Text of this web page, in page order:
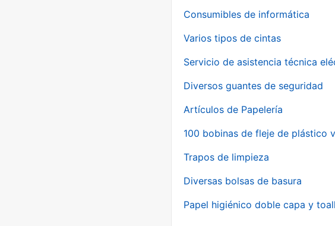
Consumibles de informática
Varios tipos de cintas
Servicio de asistencia técnica
Diversos guantes de seguridad
Artículos de Papelería
100 bobinas de fleje de plástico
Trapos de limpieza
Diversas bolsas de basura
Papel higiénico doble capa y